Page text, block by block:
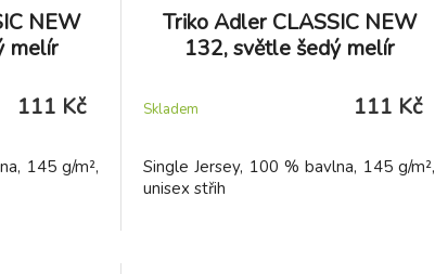
NEW
melír
111 Kč
145 g/m²,
Triko Adler CLASSIC NEW
132, světle šedý melír
Skladem 111 Kč
Single Jersey, 100 % bavlna, 145 g/m²,
unisex střih